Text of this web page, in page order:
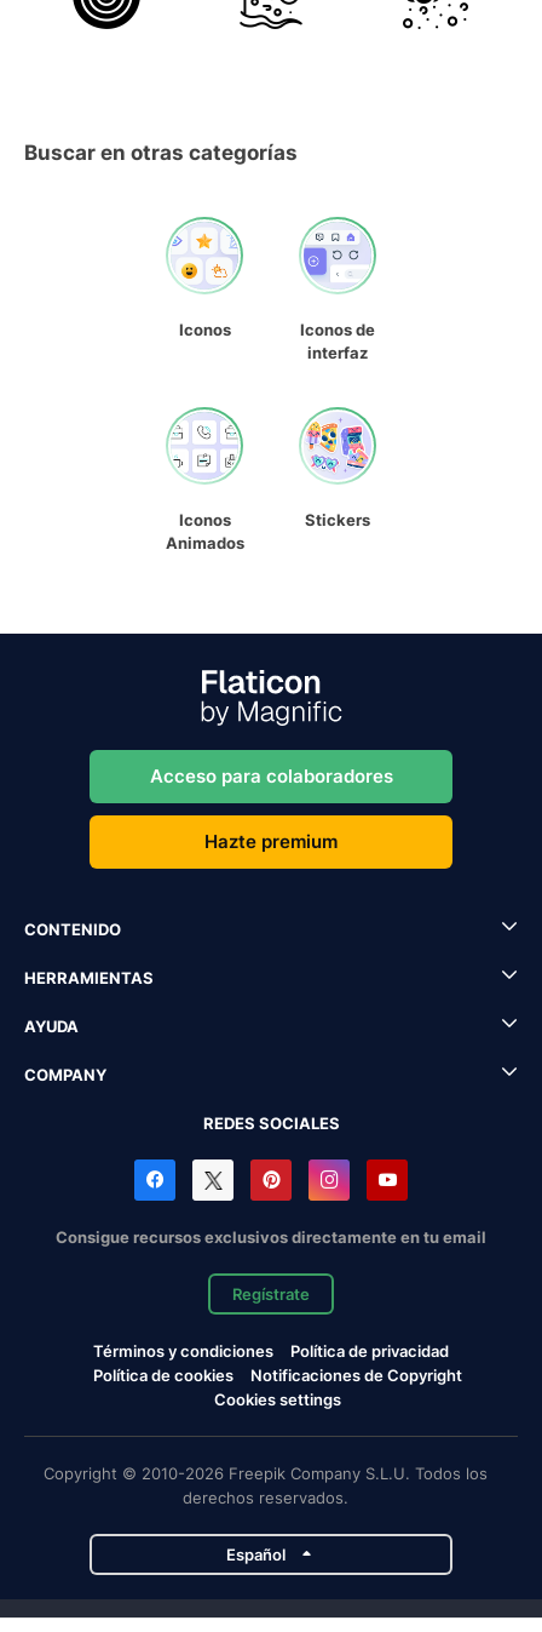
Buscar en otras categorías
Iconos
Iconos de
interfaz
Iconos
Animados
Stickers
Acceso para colaboradores
Hazte premium
CONTENIDO
HERRAMIENTAS
AYUDA
COMPANY
REDES SOCIALES
Consigue recursos exclusivos directamente en tu email
Regístrate
Términos y condiciones
Política de privacidad
Política de cookies
Notificaciones de Copyright
Cookies settings
Copyright © 2010-2026 Freepik Company S.L.U. Todos los
derechos reservados.
Español